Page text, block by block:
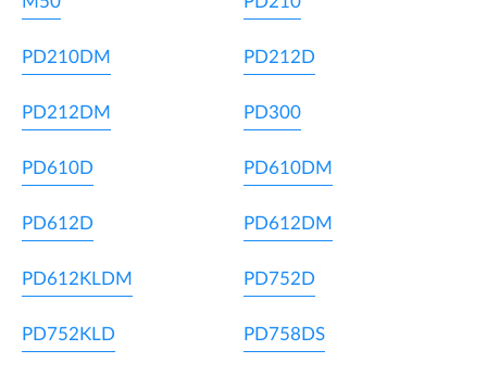
PD210DM PD212D
PD212DM PD300
PD610D PD610DM
PD612D PD612DM
PD612KLDM PD752D
PD752KLD PD758DS